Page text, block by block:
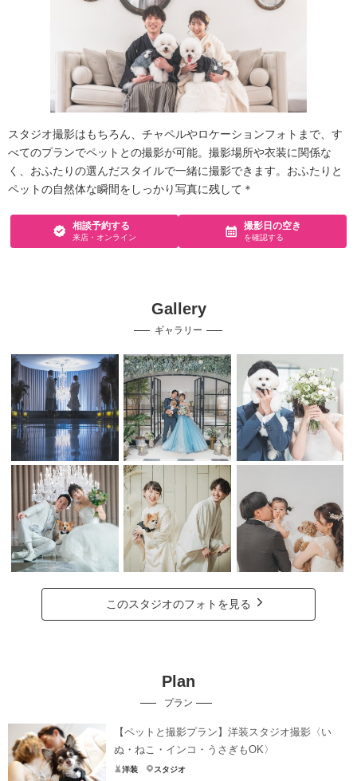
スタジオ撮影はもちろん、チャペルやロケーションフォトまで、す
べてのプランでペットとの撮影が可能。撮影場所や衣装に関係な
く、おふたりの選んだスタイルで一緒に撮影できます。おふたりと
ペットの自然体な瞬間をしっかり写真に残して＊
相談予約する
来店・オンライン
撮影日の空き
を確認する
Gallery
ギャラリー
このスタジオのフォトを見る
Plan
プラン
【ペットと撮影プラン】洋装スタジオ撮影〈い
ぬ・ねこ・インコ・うさぎもOK〉
洋装 スタジオ